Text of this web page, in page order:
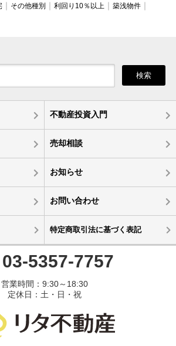
その他種別 利回り10％以上
築浅物件
検索
不動産投資入門
売却相談
お知らせ
お問い合わせ
特定商取引法に基づく表記
03-5357-7757
営業時間：9:30～18:30
定休日：土・日・祝